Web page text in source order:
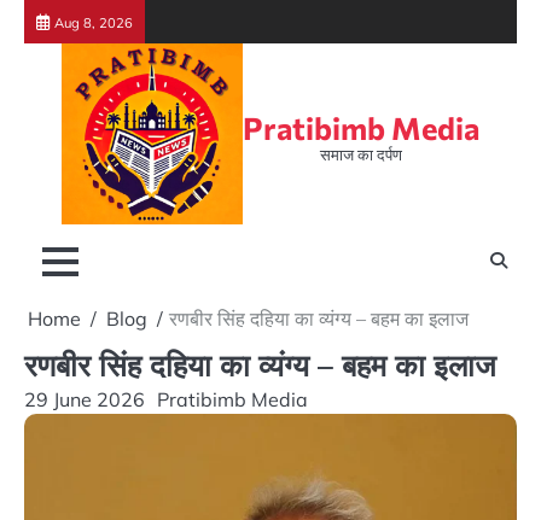
Skip
Aug 8, 2026
Pratibimb Media
समाज का दर्पण
Home Blog रणबीर सिंह दहिया का व्यंग्य – बहम का इलाज
रणबीर सिंह दहिया का व्यंग्य – बहम का इलाज
29 June 2026 Pratibimb Media